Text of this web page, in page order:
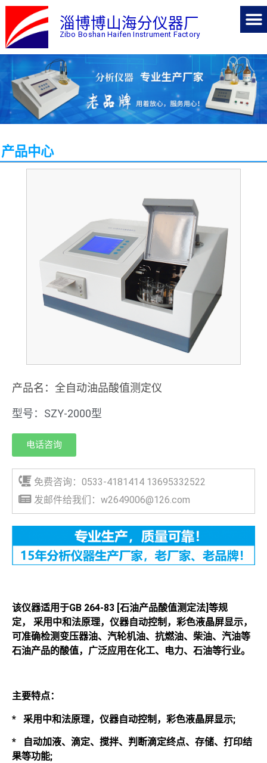
淄博博山海分仪器厂
Zibo Boshan Haifen Instrument Factory
产品中心
产品名：全自动油品酸值测定仪
型号：SZY-2000型
电话咨询
免费咨询：0533-4181414 13695332522
发邮件给我们：w2649006@126.com
该仪器适用于GB 264-83 [石油产品酸值测定法]等规
定， 采用中和法原理，仪器自动控制，彩色液晶屏显示，
可准确检测变压器油、汽轮机油、抗燃油、柴油、汽油等
石油产品的酸值，广泛应用在化工、电力、石油等行业。
主要特点：
* 采用中和法原理，仪器自动控制，彩色液晶屏显示;
*
自动加液、滴定、搅拌、判断滴定终点、存储、打印结
果等功能;